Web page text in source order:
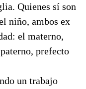
Quienes sí son
niño, ambos ex
el materno,
prefecto
un trabajo